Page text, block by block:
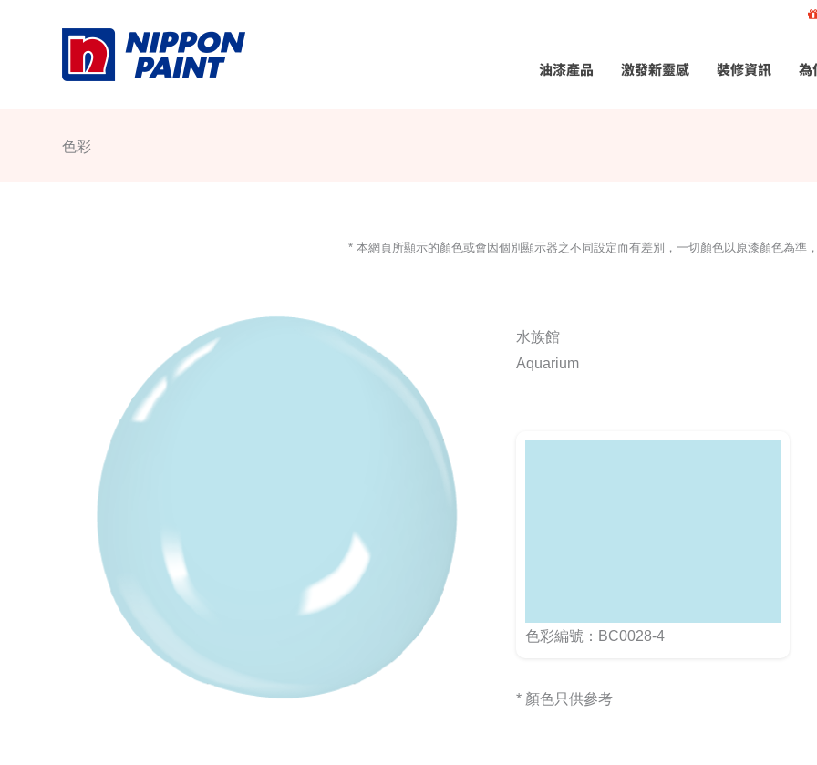
油漆產品 激發新靈感 裝修資訊 為
色彩
* 本網頁所顯示的顏色或會因個別顯示器之不同設定而有差別，一切顏色以原漆顏色為準，
水族館
Aquarium
色彩編號：BC0028-4
* 顏色只供參考